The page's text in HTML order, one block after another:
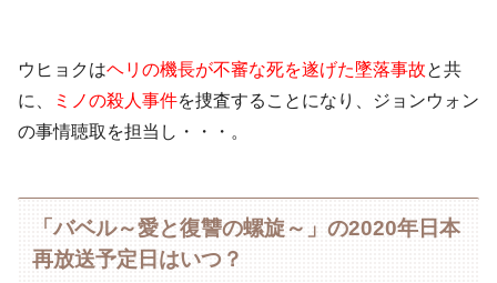
ウヒョクはヘリの機長が不審な死を遂げた墜落事故と共
に、
ミノの殺人事件を捜査することになり、ジョンウォン
の事情聴取を担当し・・・。
「バベル～愛と復讐の螺旋～」の2020年日本
再放送予定日はいつ？